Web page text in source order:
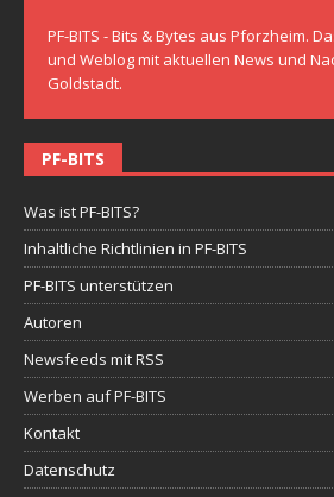
PF-BITS - Bits & Bytes aus Pforzheim.
und Weblog mit aktuellen News und
Goldstadt.
PF-BITS
Was ist PF-BITS?
Inhaltliche Richtlinien in PF-BITS
PF-BITS unterstützen
Autoren
Newsfeeds mit RSS
Werben auf PF-BITS
Kontakt
Datenschutz